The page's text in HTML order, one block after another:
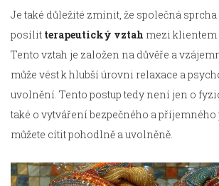
Je také důležité zmínit, že společná
posílit terapeutický vztah mezi klientem
Tento vztah je založen na důvěře a
může vést k hlubší úrovni relaxace a
uvolnění. Tento postup tedy není jen o
také o vytváření bezpečného a příjemného
můžete cítit pohodlně a uvolněně.